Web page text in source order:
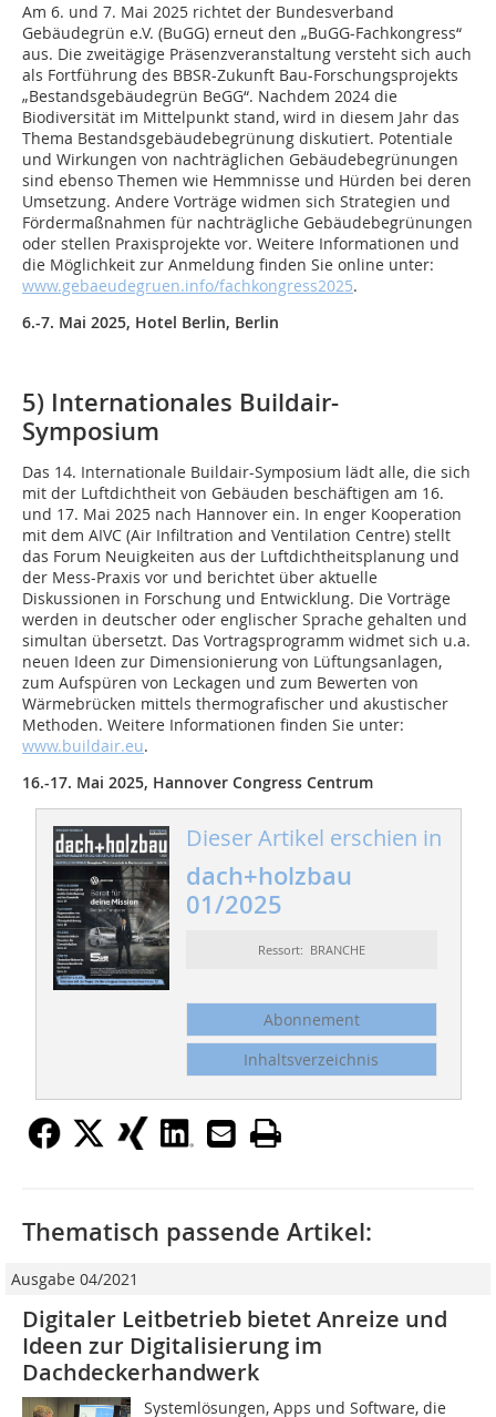
Am 6. und 7. Mai 2025 richtet der Bundesverband
Gebäudegrün e.V. (BuGG) erneut den „BuGG-Fachkongress“
aus. Die zweitägige Präsenzveranstaltung versteht sich auch
als Fortführung des BBSR-Zukunft Bau-Forschungsprojekts
„Bestandsgebäudegrün BeGG“. Nachdem 2024 die
Biodiversität im Mittelpunkt stand, wird in diesem Jahr das
Thema Bestandsgebäudebegrünung diskutiert. Potentiale
und Wirkungen von nachträglichen Gebäudebegrünungen
sind ebenso Themen wie Hemmnisse und Hürden bei deren
Umsetzung. Andere Vorträge widmen sich Strategien und
Fördermaßnahmen für nachträgliche Gebäudebegrünungen
oder stellen Praxisprojekte vor. Weitere Informationen und
die Möglichkeit zur Anmeldung finden Sie online unter:
www.gebaeudegruen.info/fachkongress2025.
6.-7. Mai 2025, Hotel Berlin, Berlin
5) Internationales Buildair-
Symposium
Das 14. Internationale Buildair-Symposium lädt alle, die sich
mit der Luftdichtheit von Gebäuden beschäftigen am 16.
und 17. Mai 2025 nach Hannover ein. In enger Kooperation
mit dem AIVC (Air Infiltration and Ventilation Centre) stellt
das Forum Neuigkeiten aus der Luftdichtheitsplanung und
der Mess-Praxis vor und berichtet über aktuelle
Diskussionen in Forschung und Entwicklung. Die Vorträge
werden in deutscher oder englischer Sprache gehalten und
simultan übersetzt. Das Vortragsprogramm widmet sich u.a.
neuen Ideen zur Dimensionierung von Lüftungsanlagen,
zum Aufspüren von Leckagen und zum Bewerten von
Wärmebrücken mittels thermografischer und akustischer
Methoden. Weitere Informationen finden Sie unter:
www.buildair.eu.
16.-17. Mai 2025, Hannover Congress Centrum
Dieser Artikel erschien in
dach+holzbau
01/2025
Ressort: BRANCHE
Abonnement
Inhaltsverzeichnis
Thematisch passende Artikel:
Ausgabe 04/2021
Digitaler Leitbetrieb bietet Anreize und
Ideen zur Digitalisierung im
Dachdeckerhandwerk
Systemlösungen, Apps und Software, die